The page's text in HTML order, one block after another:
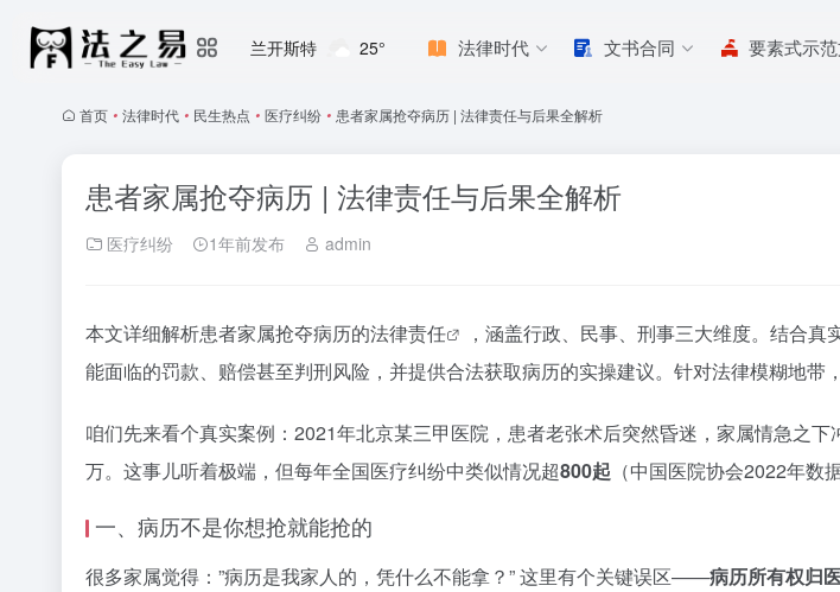
兰开斯特 25° 法律时代 文书合同 要素式示
首页 • 法律时代 • 民生热点 • 医疗纠纷 • 患者家属抢夺病历 | 法律责任与后果全解析
患者家属抢夺病历 | 法律责任与后果全解析
医疗纠纷 1年前发布 admin
本文详细解析患者家属抢夺病历的法律责任 ，涵盖行政、民事、刑事三大维度。结合
能面临的罚款、赔偿甚至判刑风险，并提供合法获取病历的实操建议。针对法律模糊地带
咱们先来看个真实案例：2021年北京某三甲医院，患者老张术后突然昏迷，家属情急之
万。这事儿听着极端，但每年全国医疗纠纷中类似情况超800起 （中国医院协会2022年
一、病历不是你想抢就能抢的
很多家属觉得：”病历是我家人的，凭什么不能拿？” 这里有个关键误区——病历所有权归